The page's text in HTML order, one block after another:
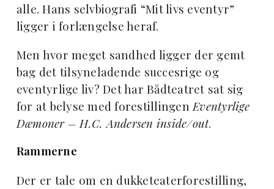
alle. Hans selvbiografi “Mit livs eventyr”
ligger i forlængelse heraf.
Men hvor meget sandhed ligger der gemt
bag det tilsyneladende succesrige og
eventyrlige liv? Det har Bådteatret sat sig
for at belyse med forestillingen Eventyrlige
Dæmoner – H.C. Andersen inside/out.
Rammerne
Der er tale om en dukketeaterforestilling,